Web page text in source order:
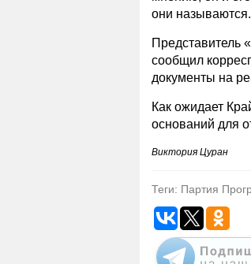
они называются.
Представитель
сообщил
документы на
Как ожидает
оснований для
Виктория Цуран
Теги: Партия